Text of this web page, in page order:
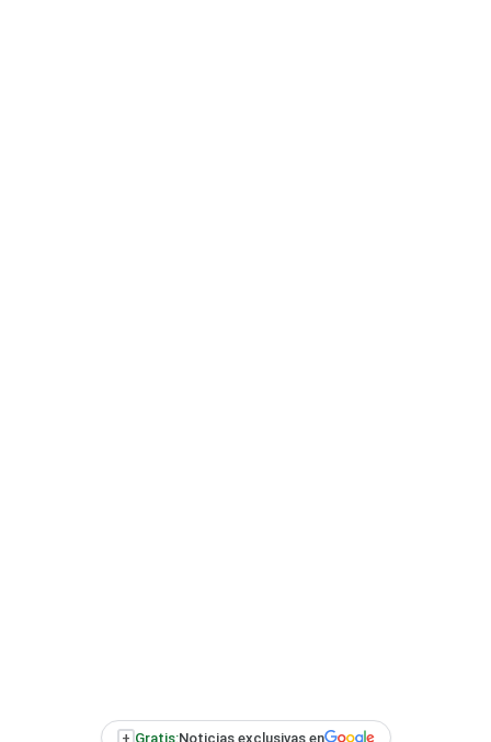
+ Gratis:Noticias exclusivas en